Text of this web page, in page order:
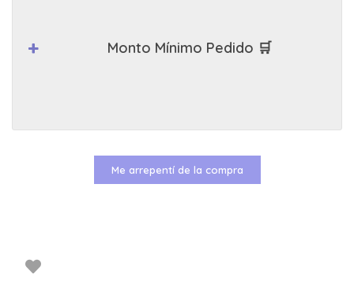
Monto Mínimo Pedido 🛒
Me arrepentí de la compra